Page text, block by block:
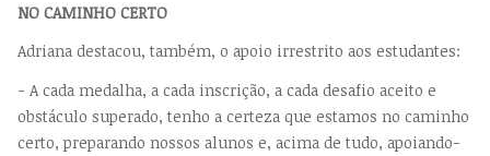
NO CAMINHO CERTO
Adriana destacou, também, o apoio irrestrito aos estudantes:
- A cada medalha, a cada inscrição, a cada desafio aceito e
obstáculo superado, tenho a certeza que estamos no caminho
certo, preparando nossos alunos e, acima de tudo, apoiando-